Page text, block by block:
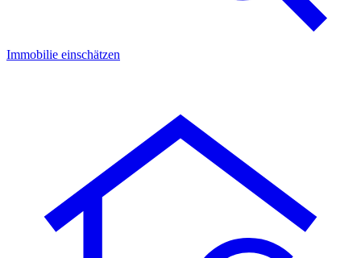
Immobilie einschätzen